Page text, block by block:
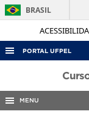
BRASIL
PORTAL UFPEL
ACESSO À
AUDITORIA
MENU